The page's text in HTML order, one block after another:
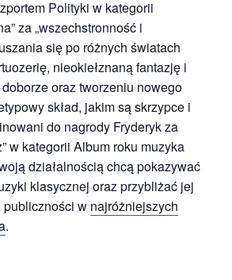
Polityki w kategorii
za „wszechstronność i
się po różnych światach
nieokiełznaną fantazję i
oraz tworzeniu nowego
skład, jakim są skrzypce i
do nagrody Fryderyk za
w kategorii Album roku muzyka
działalnością chcą pokazywać
klasycznej oraz przybliżać jej
w najróżniejszych
.